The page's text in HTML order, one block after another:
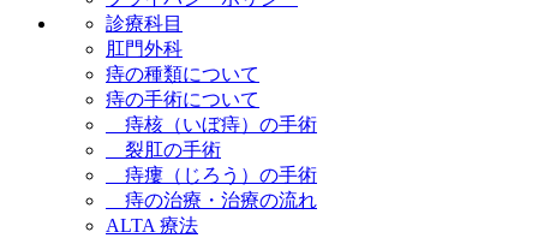
診療科目
肛門外科
痔の種類について
痔の手術について
痔核（いぼ痔）の手術
裂肛の手術
痔瘻（じろう）の手術
痔の治療・治療の流れ
ALTA 療法